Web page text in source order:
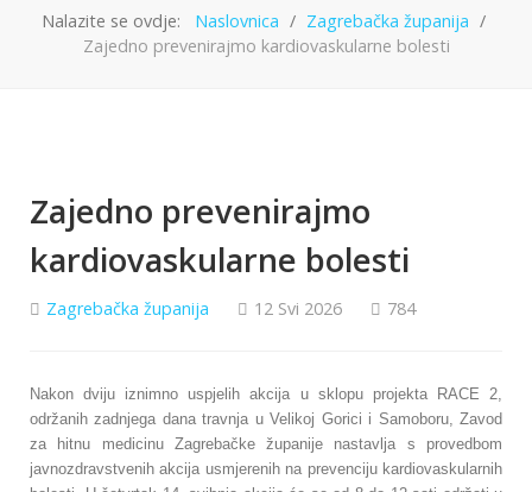
Nalazite se ovdje: Naslovnica
Zagrebačka županija
Zajedno prevenirajmo kardiovaskularne bolesti
Zajedno prevenirajmo
kardiovaskularne bolesti
Zagrebačka županija 12 Svi 2026 784
Nakon dviju iznimno uspjelih akcija u sklopu projekta RACE 2,
održanih zadnjega dana travnja u Velikoj Gorici i Samoboru, Zavod
za hitnu medicinu Zagrebačke županije nastavlja s provedbom
javnozdravstvenih akcija usmjerenih na prevenciju kardiovaskularnih